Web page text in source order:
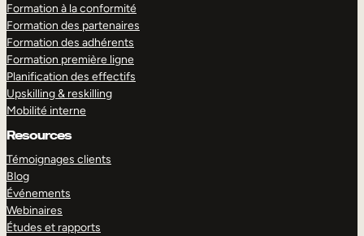
Formation à la conformité
Formation des partenaires
Formation des adhérents
Formation première ligne
Planification des effectifs
Upskilling & reskilling
Mobilité interne
Resources
Témoignages clients
Blog
Événements
Webinaires
Études et rapports